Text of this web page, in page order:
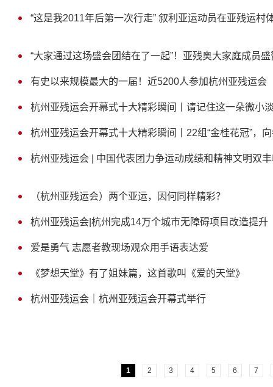
“这是我2011年后第一次行走” 叙利亚运动员在亚残运村
“大家通过这场盛会团结在了一起”！亚残奥大家庭成员
有史以来规模最大的一届！近5200人参加杭州亚残运会
杭州亚残运会开幕式十大精彩瞬间丨请记住这一朵微小
杭州亚残运会开幕式十大精彩瞬间丨22组“金桂花冠”，
杭州亚残运会 | 中国代表团力争运动成绩和精神文明双
（杭州亚残运会）两个亚运，因何同样精彩？
杭州亚残运会|杭州完成14万个城市无障碍项目改造提升
爱是勇气 志愿者教现场观众用手语表达爱
《梦想天堂》有了姐妹篇，这首歌叫《爱的天堂》
杭州亚残运会｜杭州亚残运会开幕式举行
1 2 3 4 5 6 7